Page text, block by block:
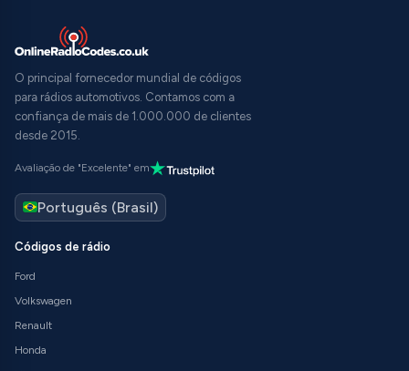
O principal fornecedor mundial de códigos
para rádios automotivos. Contamos com a
confiança de mais de 1.000.000 de clientes
desde 2015.
Avaliação de "Excelente" em
Códigos de rádio
Ford
Volkswagen
Renault
Honda